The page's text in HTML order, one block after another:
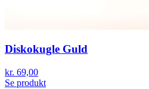
Diskokugle Guld
kr. 69,00
Se produkt